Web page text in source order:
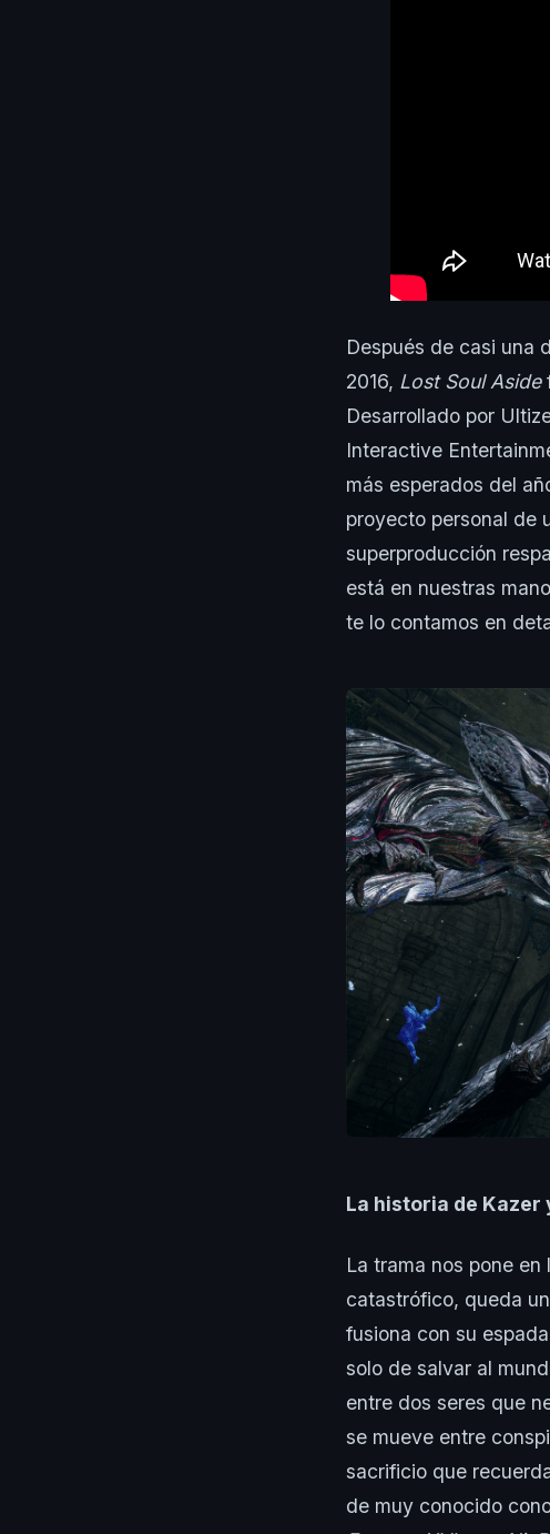
Después de casi una
2016, Lost Soul Aside
Desarrollado por
Interactive
más esperados del
proyecto personal de
superproducción
está en nuestras
te lo contamos en
La historia de Kazer
La trama nos pone
catastrófico, queda
fusiona con su
solo de salvar al
entre dos seres que
se mueve entre
sacrificio que
de muy conocido